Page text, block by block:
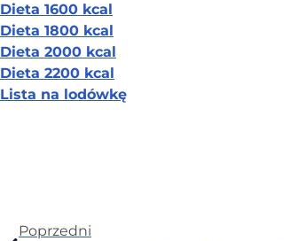
Dieta 1600 kcal
Dieta 1800 kcal
Dieta 2000 kcal
Dieta 2200 kcal
Lista na lodówkę
Poprzedni